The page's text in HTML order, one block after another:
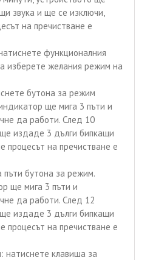
звука и ще се изключи,
на пречистване е
функционалния
изберете желания режим на
бутона за режим
ще мига 3 пъти и
да работи. След 10
издаде 3 дълги бипкащи
процесът на пречистване е
бутона за режим.
ще мига 3 пъти и
да работи. След 12
издаде 3 дълги бипкащи
процесът на пречистване е
натиснете клавиша за